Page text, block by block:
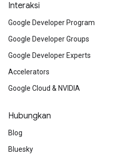
Interaksi
Google Developer Program
Google Developer Groups
Google Developer Experts
Accelerators
Google Cloud & NVIDIA
Hubungkan
Blog
Bluesky